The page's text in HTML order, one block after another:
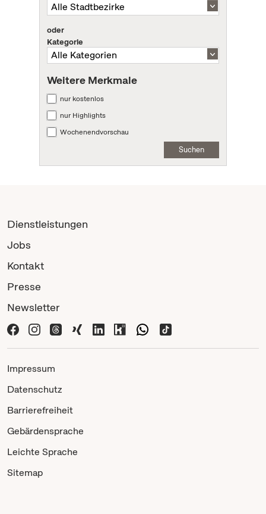
oder
Kategorie
Weitere Merkmale
nur kostenlos
nur Highlights
Wochenendvorschau
Suchen
Dienstleistungen
Jobs
Kontakt
Presse
Newsletter
Impressum
Datenschutz
Barrierefreiheit
Gebärdensprache
Leichte Sprache
Sitemap